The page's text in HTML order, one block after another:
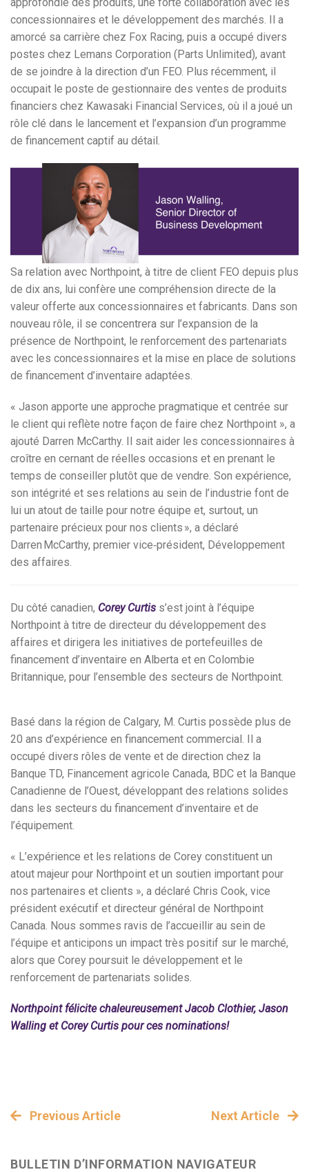
concessionnaires et le développement des marchés. Il a
amorcé sa carrière chez Fox Racing, puis a occupé divers
postes chez Lemans Corporation (Parts Unlimited), avant
de se joindre à la direction d’un FEO. Plus récemment, il
occupait le poste de gestionnaire des ventes de produits
financiers chez Kawasaki Financial Services, où il a joué un
rôle clé dans le lancement et l’expansion d’un programme
de financement captif au détail.
Sa relation avec Northpoint, à titre de client FEO depuis plus
de dix ans, lui confère une compréhension directe de la
valeur offerte aux concessionnaires et fabricants. Dans son
nouveau rôle, il se concentrera sur l’expansion de la
présence de Northpoint, le renforcement des partenariats
avec les concessionnaires et la mise en place de solutions
de financement d’inventaire adaptées.
« Jason apporte une approche pragmatique et centrée sur
le client qui reflète notre façon de faire chez Northpoint », a
ajouté Darren McCarthy. Il sait aider les concessionnaires à
croître en cernant de réelles occasions et en prenant le
temps de conseiller plutôt que de vendre. Son expérience,
son intégrité et ses relations au sein de l’industrie font de
lui un atout de taille pour notre équipe et, surtout, un
partenaire précieux pour nos clients », a déclaré
Darren McCarthy, premier vice‑président, Développement
des affaires.
Du côté canadien, Corey Curtis s’est joint à l’équipe
Northpoint à titre de directeur du développement des
affaires et dirigera les initiatives de portefeuilles de
financement d’inventaire en Alberta et en Colombie
Britannique, pour l’ensemble des secteurs de Northpoint.
Basé dans la région de Calgary, M. Curtis possède plus de
20 ans d’expérience en financement commercial. Il a
occupé divers rôles de vente et de direction chez la
Banque TD, Financement agricole Canada, BDC et la Banque
Canadienne de l’Ouest, développant des relations solides
dans les secteurs du financement d’inventaire et de
l’équipement.
« L’expérience et les relations de Corey constituent un
atout majeur pour Northpoint et un soutien important pour
nos partenaires et clients », a déclaré Chris Cook, vice
président exécutif et directeur général de Northpoint
Canada. Nous sommes ravis de l’accueillir au sein de
l’équipe et anticipons un impact très positif sur le marché,
alors que Corey poursuit le développement et le
renforcement de partenariats solides.
Northpoint félicite chaleureusement Jacob Clothier, Jason
Walling et Corey Curtis pour ces nominations!
Previous Article Next Article
BULLETIN D’INFORMATION NAVIGATEUR